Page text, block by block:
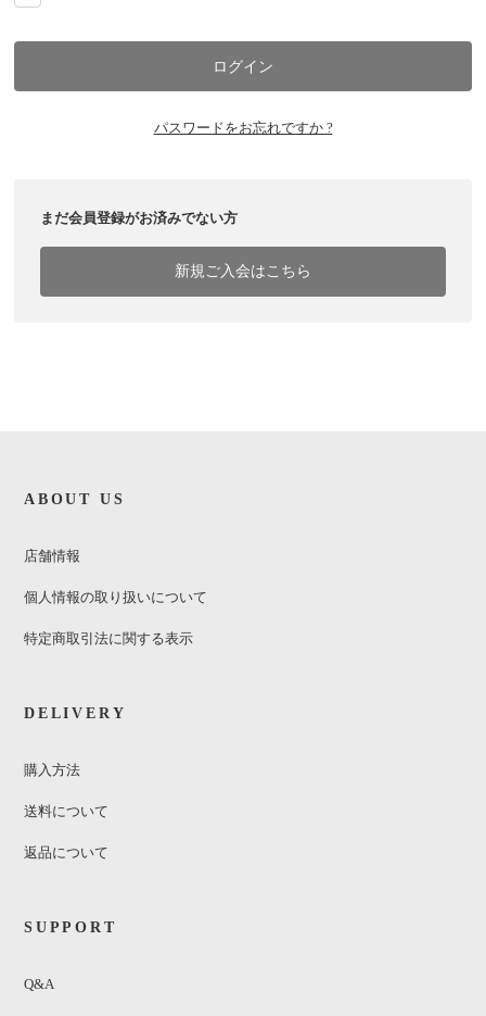
パスワードをお忘れですか ?
まだ会員登録がお済みでない方
新規ご入会はこちら
ABOUT US
店舗情報
個人情報の取り扱いについて
特定商取引法に関する表示
DELIVERY
購入方法
送料について
返品について
SUPPORT
Q&A